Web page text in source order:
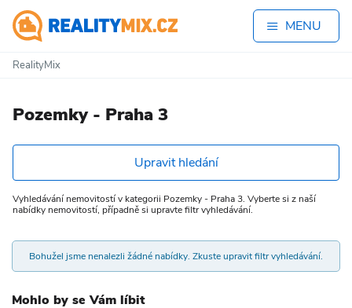
MENU
RealityMix
Pozemky - Praha 3
Upravit hledání
Vyhledávání nemovitostí v kategorii Pozemky - Praha 3. Vyberte si z naší
nabídky nemovitostí, případně si upravte filtr vyhledávání.
Bohužel jsme nenalezli žádné nabídky. Zkuste upravit filtr vyhledávání.
Mohlo by se Vám líbit